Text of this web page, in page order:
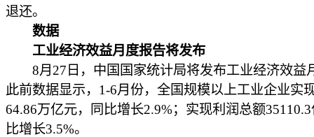
退还。
数据
工业经济效益月度报告将发布
8月27日，中国国家统计局将发布工业经济效益
此前数据显示，1-6月份，全国规模以上工业企业实
64.86万亿元，同比增长2.9%；实现利润总额
比增长3.5%。